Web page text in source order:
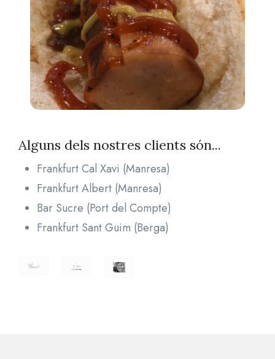
Alguns dels nostres clients són...
Frankfurt Cal Xavi (Manresa)
Frankfurt Albert (Manresa)
Bar Sucre (Port del Compte)
Frankfurt Sant Guim (Berga)